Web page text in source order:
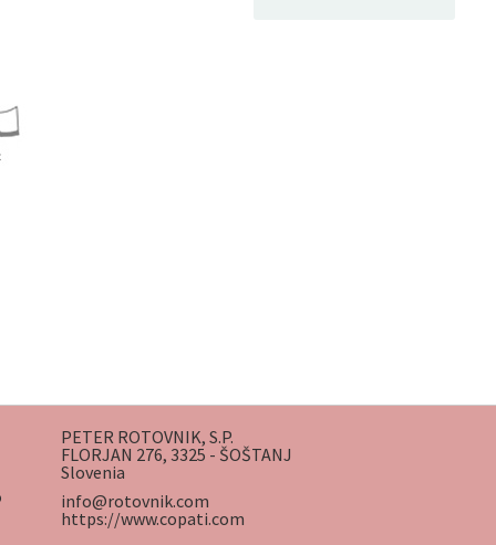
PETER ROTOVNIK, S.P.
FLORJAN 276, 3325 - ŠOŠTANJ
Slovenia
info@rotovnik.com
https://www.copati.com